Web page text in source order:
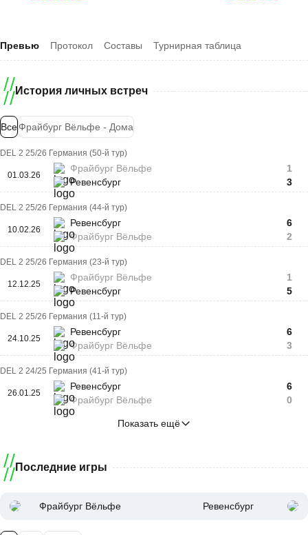
Превью Протокол Составы Турнирная таблица
История личных встреч
ВсеФрайбург Вёльфе - Дома
DEL 2 25/26 Германия (50-й тур)
01.03.26
Фрайбург Вёльфе
Ревенсбург
1
3
DEL 2 25/26 Германия (44-й тур)
10.02.26
Ревенсбург
Фрайбург Вёльфе
6
2
DEL 2 25/26 Германия (23-й тур)
12.12.25
Фрайбург Вёльфе
Ревенсбург
1
5
DEL 2 25/26 Германия (11-й тур)
24.10.25
Ревенсбург
Фрайбург Вёльфе
6
3
DEL 2 24/25 Германия (41-й тур)
26.01.25
Ревенсбург
Фрайбург Вёльфе
6
0
Показать ещё
Последние игры
Фрайбург Вёльфе Ревенсбург